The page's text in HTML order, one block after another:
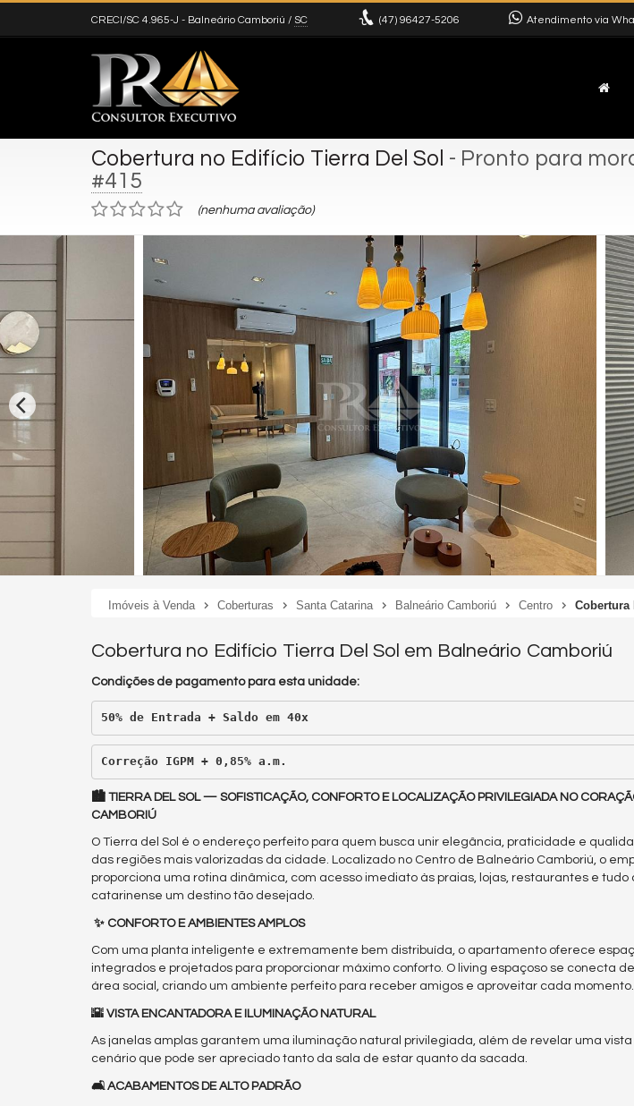
CRECI/SC 4.965-J - Balneário Camboriú / SC (47) 96427-5206 Atendimento via
Cobertura no Edifício Tierra Del Sol - Pronto para
#415
(nenhuma avaliação)
Imóveis à Venda Coberturas Santa Catarina Balneário Camboriú Centro Cobertura
Cobertura no Edifício Tierra Del Sol em Balneário Camboriú
Condições de pagamento para esta unidade:
50% de Entrada + Saldo em 40x
Correção IGPM + 0,85% a.m.
🏙️ TIERRA DEL SOL — SOFISTICAÇÃO, CONFORTO E LOCALIZAÇÃO PRIVILEGIADA NO
CAMBORIÚ
O Tierra del Sol é o endereço perfeito para quem busca unir elegância, praticidade e
das regiões mais valorizadas da cidade. Localizado no Centro de Balneário Camboriú, o
proporciona uma rotina dinâmica, com acesso imediato às praias, lojas, restaurantes e tudo
catarinense um destino tão desejado.
✨ CONFORTO E AMBIENTES AMPLOS
Com uma planta inteligente e extremamente bem distribuída, o apartamento oferece
integrados e projetados para proporcionar máximo conforto. O living espaçoso se conecta
área social, criando um ambiente perfeito para receber amigos e aproveitar cada momento.
🌇 VISTA ENCANTADORA E ILUMINAÇÃO NATURAL
As janelas amplas garantem uma iluminação natural privilegiada, além de revelar uma
cenário que pode ser apreciado tanto da sala de estar quanto da sacada.
🛋️ ACABAMENTOS DE ALTO PADRÃO